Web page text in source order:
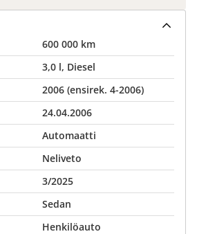
600 000 km
3,0 l, Diesel
2006 (ensirek. 4-2006)
24.04.2006
Automaatti
Neliveto
3/2025
Sedan
Henkilöauto